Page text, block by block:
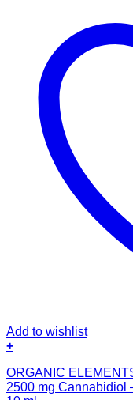
Add to wishlist
+
ORGANIC
2500 mg Cannabidiol